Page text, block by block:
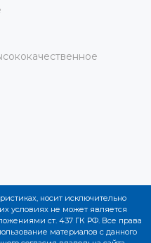
носит исключительно
условиях не может является
ст. 437 ГК РФ. Все права
материалов с данного